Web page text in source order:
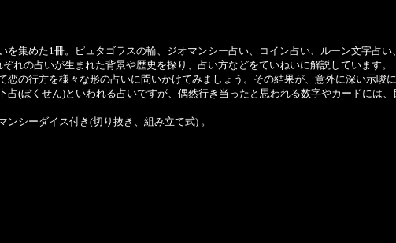
集めた1冊。ピュタゴラスの輪、ジオマンシー占い、コイン占い、ルーン文字占
れの占いが生まれた背景や歴史を探り、占い方などをていねいに解説しています。
の行方を様々な形の占いに問いかけてみましょう。その結果が、意外に深い示唆
占(ぼくせん)といわれる占いですが、偶然行き当ったと思われる数字やカードには
シーダイス付き(切り抜き、組み立て式) 。